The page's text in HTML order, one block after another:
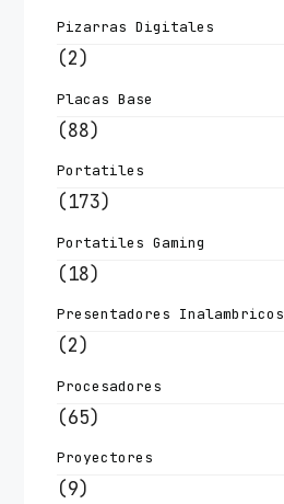
Pizarras Digitales
(2)
Placas Base
(88)
Portatiles
(173)
Portatiles Gaming
(18)
Presentadores Inalambricos
(2)
Procesadores
(65)
Proyectores
(9)